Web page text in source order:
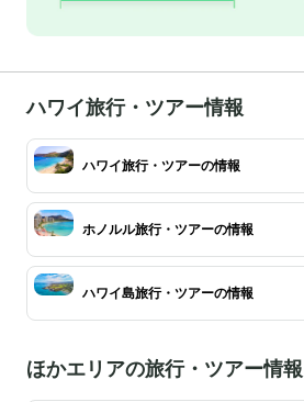
ハワイ旅行・ツアー情報
ハワイ旅行・ツアーの情報
ホノルル旅行・ツアーの情報
ハワイ島旅行・ツアーの情報
ほかエリアの旅行・ツアー情報